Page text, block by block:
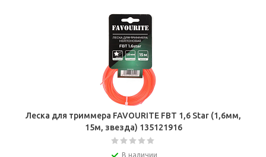
Леска для триммера FAVOURITE FBT 1,6 Star (1,6мм,
15м, звезда) 135121916
В наличии